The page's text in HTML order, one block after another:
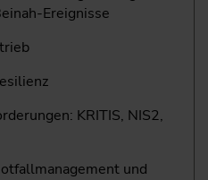
Ereignisse
KRITIS, NIS2,
und